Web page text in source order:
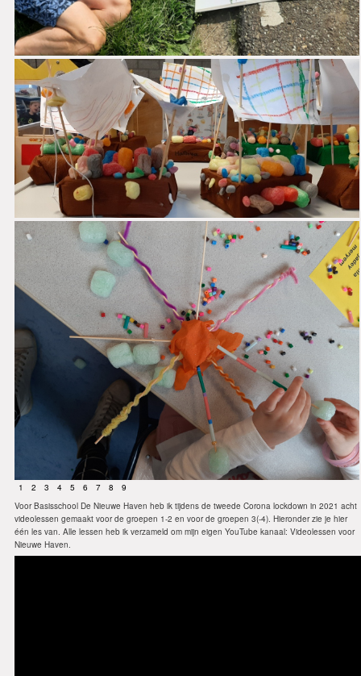
1 2 3 4 5 6 7 8
9
Voor Basisschool De Nieuwe Haven heb ik tijdens de tweede Corona lockdown in 2021 acht
videolessen gemaakt voor de groepen 1-2 en voor de groepen 3(-4). Hieronder zie je hier
één les van. Alle lessen heb ik verzameld om mijn eigen YouTube kanaal: Videolessen voor
Nieuwe Haven.